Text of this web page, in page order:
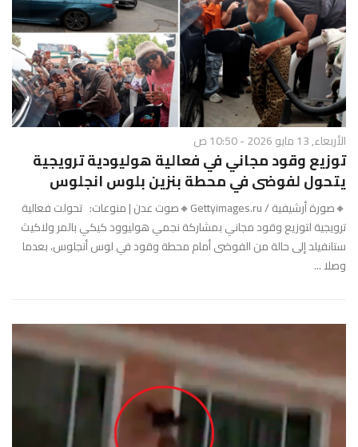
الأربعاء, 13 مايو 2026 - 10:50 ص
توزيع وقود مجاني في فعالية هوليودية ترويجية
يتحول لفوضى في محطة بنزين بلوس انجلوس
🔸صورة أرشيفية / Gettyimages.ru🔸صوت عدن | منوعات: تحولت فعالية
ترويجية لتوزيع وقود مجاني بمشاركة نجمي هوليوود كيكي بالمر ولاكيث
ستانفيلد إلى حالة من الفوضى أمام محطة وقود في لوس أنجلوس، بعدما
وصلا ...